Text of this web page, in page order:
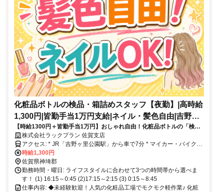
化粧品ボトルの検品・箱詰めスタッフ【夜勤】|高時給
1,300円|皆勤手当1万円支給|ネイル・髪色自由|吉野ヶ
里町
【時給1300円＋皆勤手当1万円】おしゃれ自由！化粧品ボトルの「検
品・箱詰め」★選べる勤務時間/夜勤OK／着替え手当あり／吉野ヶ里町
株式会社ラックプラン 佐賀支店
アクセス: * JR「吉野ヶ里公園駅」から車で7分 * マイカー・バイク通
勤OK（無料駐車場完備）
時給1,300円
佐賀県神埼郡
勤務時間・曜日: ライフスタイルに合わせて3つの時間帯から選べま
す！ (1) 16:15～0:45 (2)17:15～2:15 (3) 0:15～8:45
仕事内容: ◆未経験歓迎！人気の化粧品工場でモクモク軽作業♪ 化粧